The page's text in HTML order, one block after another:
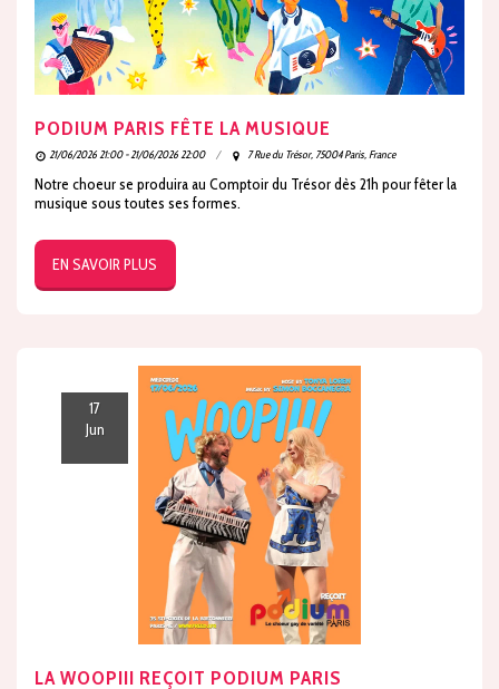
PODIUM PARIS FÊTE LA MUSIQUE
21/06/2026 21:00 - 21/06/2026 22:00 7 Rue du Trésor, 75004 Paris, France
Notre choeur se produira au Comptoir du Trésor dès 21h pour fêter la
musique sous toutes ses formes.
EN SAVOIR PLUS
17
Jun
LA WOOPIII REÇOIT PODIUM PARIS